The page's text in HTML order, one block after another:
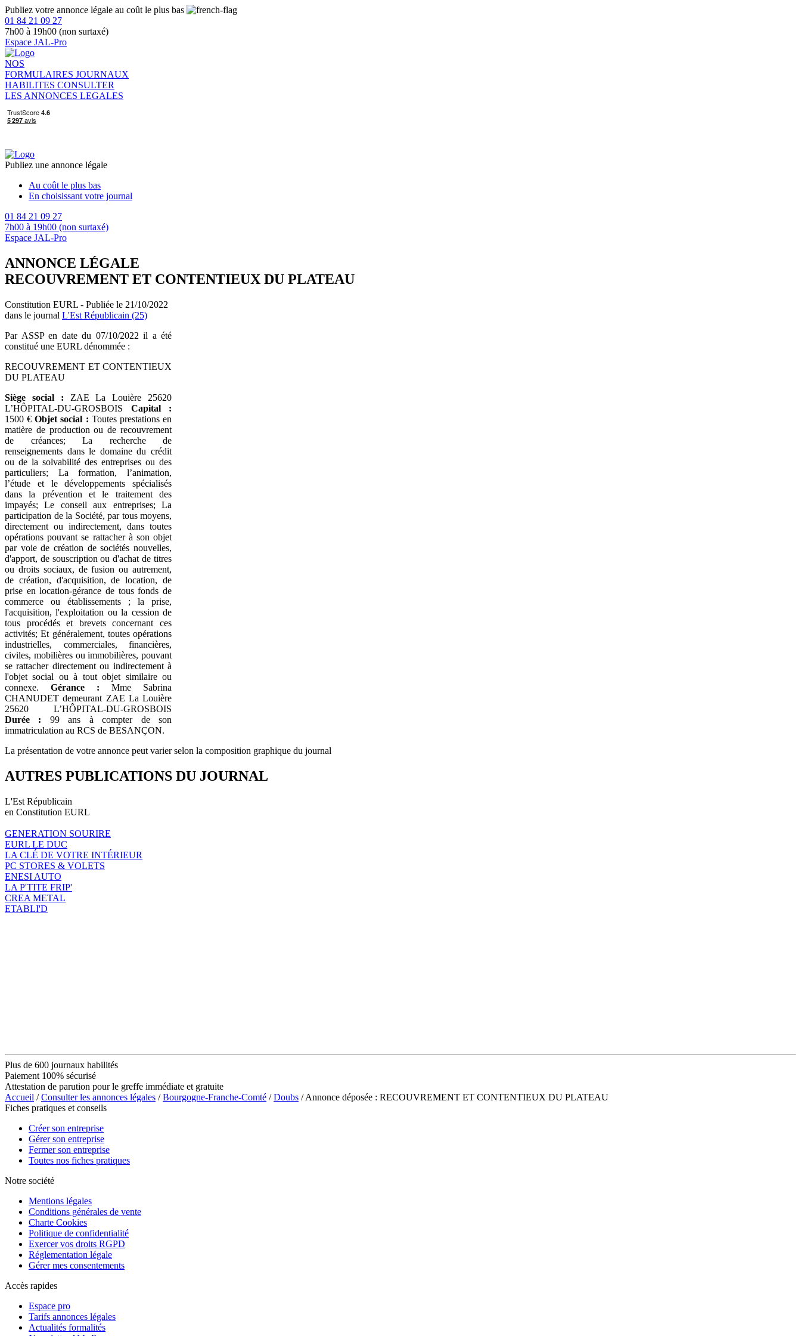
Publiez votre annonce légale au coût le plus bas
01 84 21 09 27
7h00 à 19h00 (non surtaxé)
Espace JAL-Pro
NOS
FORMULAIRES JOURNAUX
HABILITES CONSULTER
LES ANNONCES LEGALES
Publiez une annonce légale
Au coût le plus bas
En choisissant votre journal
01 84 21 09 27
7h00 à 19h00 (non surtaxé)
Espace JAL-Pro
ANNONCE LÉGALE
RECOUVREMENT ET CONTENTIEUX DU PLATEAU
Constitution EURL - Publiée le 21/10/2022
dans le journal L'Est Républicain (25)
Par ASSP en date du 07/10/2022 il a été
constitué une EURL dénommée :
RECOUVREMENT ET CONTENTIEUX
DU PLATEAU
Siège social : ZAE La Louière 25620
L’HÔPITAL-DU-GROSBOIS Capital :
1500 €Objet social : Toutes prestations en
matière de production ou de recouvrement
de créances; La recherche de
renseignements dans le domaine du crédit
ou de la solvabilité des entreprises ou des
particuliers; La formation, l’animation,
l’étude et le développements spécialisés
dans la prévention et le traitement des
impayés; Le conseil aux entreprises; La
participation de la Société, par tous moyens,
directement ou indirectement, dans toutes
opérations pouvant se rattacher à son objet
par voie de création de sociétés nouvelles,
d'apport, de souscription ou d'achat de titres
ou droits sociaux, de fusion ou autrement,
de création, d'acquisition, de location, de
prise en location-gérance de tous fonds de
commerce ou établissements ; la prise,
l'acquisition, l'exploitation ou la cession de
tous procédés et brevets concernant ces
activités; Et généralement, toutes opérations
industrielles, commerciales, financières,
civiles, mobilières ou immobilières, pouvant
se rattacher directement ou indirectement à
l'objet social ou à tout objet similaire ou
connexe. Gérance : Mme Sabrina
CHANUDET demeurant ZAE La Louière
25620 L’HÔPITAL-DU-GROSBOIS
Durée : 99 ans à compter de son
immatriculation au RCS de BESANÇON.
La présentation de votre annonce peut varier selon la composition graphique du journal
AUTRES PUBLICATIONS DU JOURNAL
L'Est Républicain
en Constitution EURL
GENERATION SOURIRE
EURL LE DUC
LA CLÉ DE VOTRE INTÉRIEUR
PC STORES & VOLETS
ENESI AUTO
LA P'TITE FRIP'
CREA METAL
ETABLI'D
Plus de 600 journaux habilités
Paiement 100% sécurisé
Attestation de parution pour le greffe immédiate et gratuite
Accueil /Consulter les annonces légales /Bourgogne-Franche-Comté /Doubs / Annonce déposée : RECOUVREMENT ET CONTENTIEUX DU PLATEAU
Fiches pratiques et conseils
Créer son entreprise
Gérer son entreprise
Fermer son entreprise
Toutes nos fiches pratiques
Notre société
Mentions légales
Conditions générales de vente
Charte Cookies
Politique de confidentialité
Exercer vos droits RGPD
Réglementation légale
Gérer mes consentements
Accès rapides
Espace pro
Tarifs annonces légales
Actualités formalités